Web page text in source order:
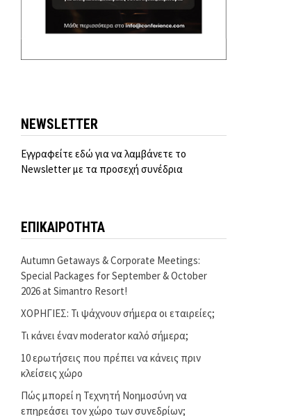
NEWSLETTER
Εγγραφείτε εδώ για να λαμβάνετε το
Newsletter με τα προσεχή συνέδρια
ΕΠΙΚΑΙΡΟΤΗΤΑ
Autumn Getaways & Corporate Meetings:
Special Packages for September & October
2026 at Simantro Resort!
ΧΟΡΗΓΙΕΣ: Τι ψάχνουν σήμερα οι εταιρείες;
Τι κάνει έναν moderator καλό σήμερα;
10 ερωτήσεις που πρέπει να κάνεις πριν
κλείσεις χώρο
Πώς μπορεί η Τεχνητή Νοημοσύνη να
επηρεάσει τον χώρο των συνεδρίων;